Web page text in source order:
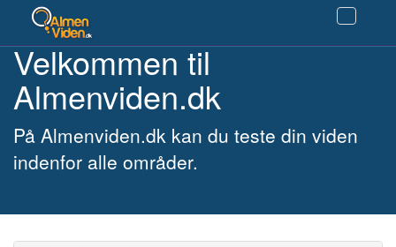
Velkommen til
Almenviden.dk
På Almenviden.dk kan du teste din viden
indenfor alle områder.